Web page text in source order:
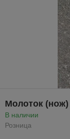
Молоток (нож)
В наличии
Розница